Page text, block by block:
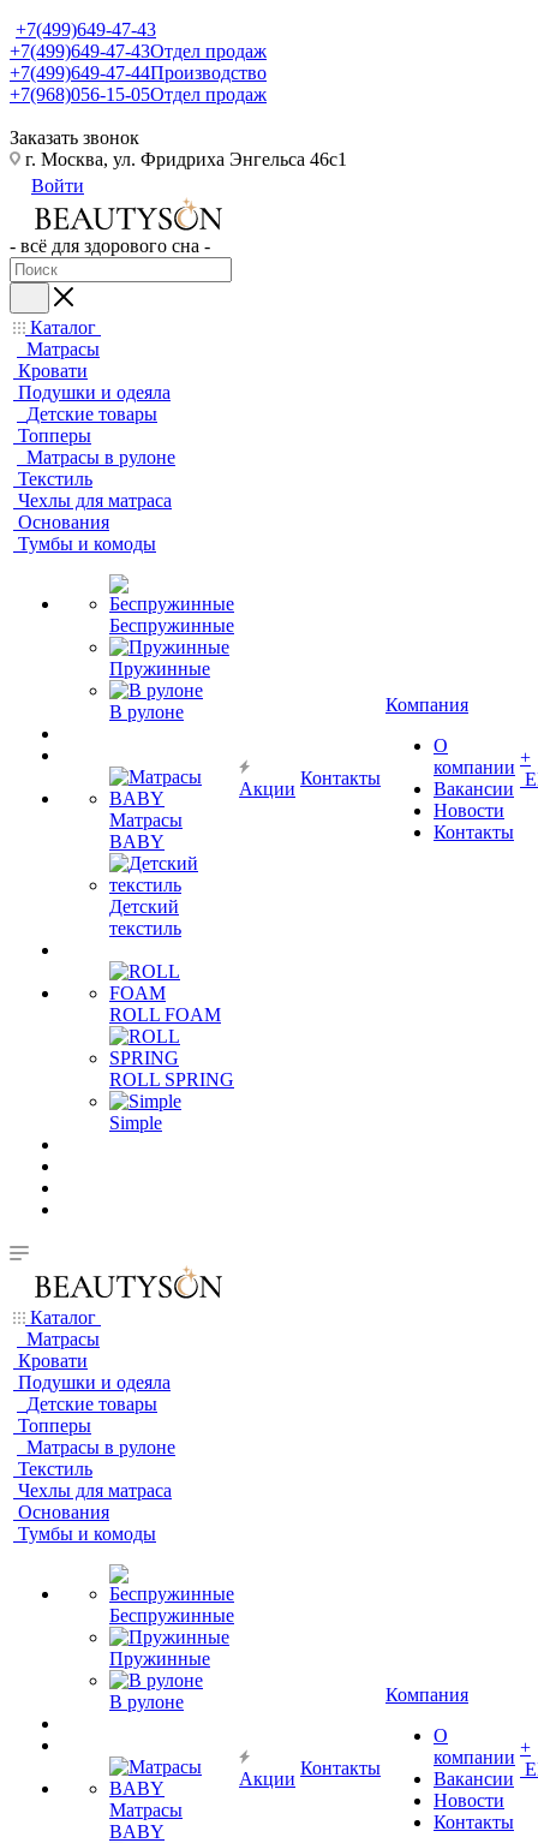
+7(499)649-47-43
+7(499)649-47-43Отдел продаж
+7(499)649-47-44Производство
+7(968)056-15-05Отдел продаж
Заказать звонок
г. Москва, ул. Фридриха Энгельса 46с1
Войти
- всё для здорового сна -
Каталог
Матрасы
Кровати
Подушки и одеяла
Детские товары
Топперы
Матрасы в рулоне
Текстиль
Чехлы для матраса
Основания
Тумбы и комоды
Беспружинные
Пружинные
В рулоне
Матрасы
BABY
Детский
текстиль
ROLL FOAM
ROLL SPRING
Simple
Акции
Контакты
Компания
О
компании
Вакансии
Новости
Контакты
+
Каталог
Матрасы
Кровати
Подушки и одеяла
Детские товары
Топперы
Матрасы в рулоне
Текстиль
Чехлы для матраса
Основания
Тумбы и комоды
Беспружинные
Пружинные
В рулоне
Матрасы
BABY
Акции
Контакты
Компания
О
компании
Вакансии
Новости
Контакты
+